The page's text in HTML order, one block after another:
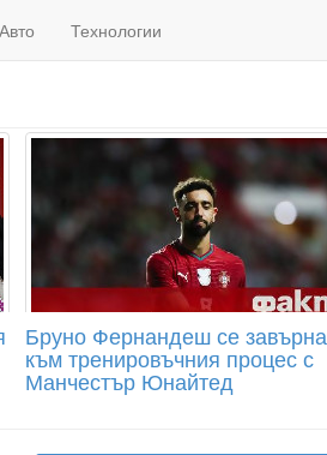
Авто Технологии
Бруно Фернандеш се завърна
към тренировъчния процес с
Манчестър Юнайтед